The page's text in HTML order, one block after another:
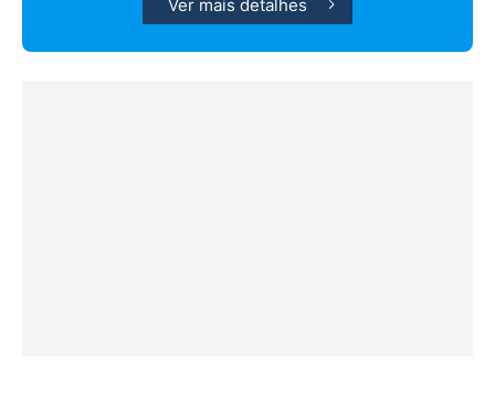
Ver mais detalhes